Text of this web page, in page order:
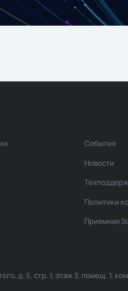
События
Новости
Политики
Приемная
д. 5, стр. 1, этаж 3, помещ. 1,